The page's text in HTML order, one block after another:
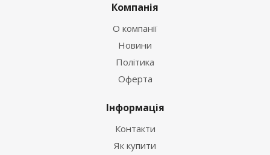
Компанія
О компанії
Новини
Політика
Оферта
Інформація
Контакти
Як купити